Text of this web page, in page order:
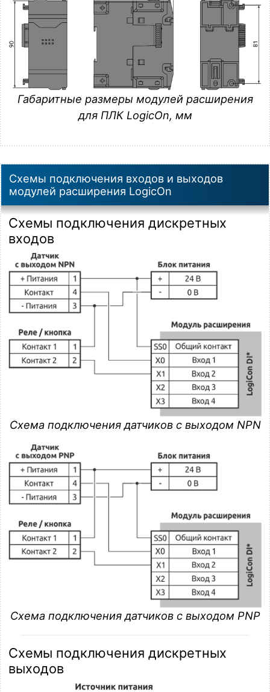
Габаритные размеры модулей расширения
для ПЛК LogicOn, мм
Схемы подключения входов и выходов
модулей расширения LogicOn
Схемы подключения дискретных
входов
Схема подключения датчиков с выходом NPN
Схема подключения датчиков с выходом PNP
Схемы подключения дискретных
выходов